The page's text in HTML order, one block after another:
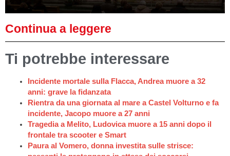
Continua a leggere
Ti potrebbe interessare
Incidente mortale sulla Flacca, Andrea muore a 32
anni: grave la fidanzata
Rientra da una giornata al mare a Castel Volturno e fa
incidente, Jacopo muore a 27 anni
Tragedia a Melito, Ludovica muore a 15 anni dopo il
frontale tra scooter e Smart
Paura al Vomero, donna investita sulle strisce: